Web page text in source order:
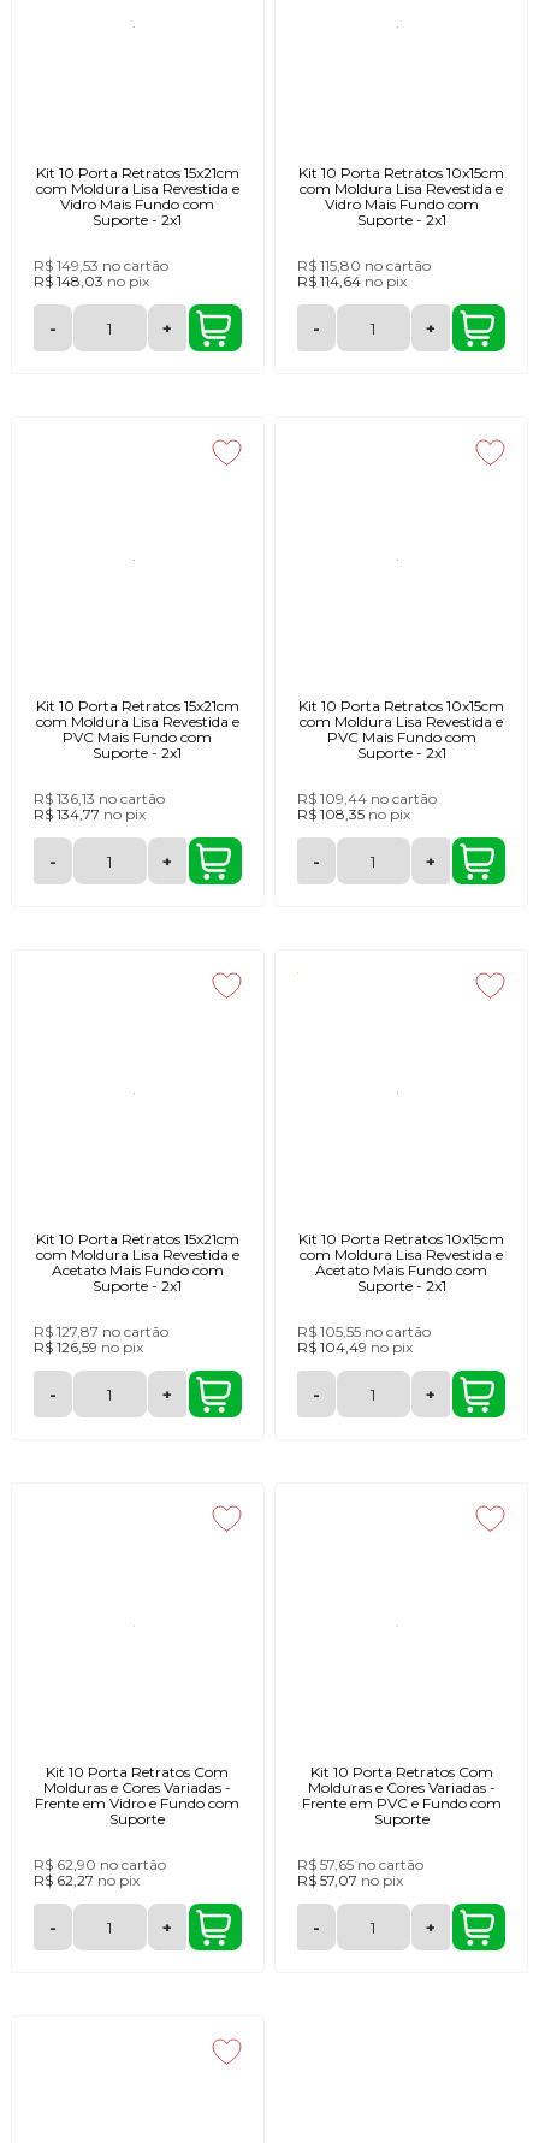
Kit 10 Porta Retratos 15x21cm
com Moldura Lisa Revestida e
Vidro Mais Fundo com
Suporte - 2x1
R$ 149,53 no cartão
R$ 148,03 no pix
- +
Kit 10 Porta Retratos 10x15cm
com Moldura Lisa Revestida e
Vidro Mais Fundo com
Suporte - 2x1
R$ 115,80 no cartão
R$ 114,64 no pix
- +
Kit 10 Porta Retratos 15x21cm
com Moldura Lisa Revestida e
PVC Mais Fundo com
Suporte - 2x1
R$ 136,13 no cartão
R$ 134,77 no pix
- +
Kit 10 Porta Retratos 10x15cm
com Moldura Lisa Revestida e
PVC Mais Fundo com
Suporte - 2x1
R$ 109,44 no cartão
R$ 108,35 no pix
- +
Kit 10 Porta Retratos 15x21cm
com Moldura Lisa Revestida e
Acetato Mais Fundo com
Suporte - 2x1
R$ 127,87 no cartão
R$ 126,59 no pix
- +
Kit 10 Porta Retratos 10x15cm
com Moldura Lisa Revestida e
Acetato Mais Fundo com
Suporte - 2x1
R$ 105,55 no cartão
R$ 104,49 no pix
- +
Kit 10 Porta Retratos Com
Molduras e Cores Variadas -
Frente em Vidro e Fundo com
Suporte
R$ 62,90 no cartão
R$ 62,27 no pix
- +
Kit 10 Porta Retratos Com
Molduras e Cores Variadas -
Frente em PVC e Fundo com
Suporte
R$ 57,65 no cartão
R$ 57,07 no pix
- +